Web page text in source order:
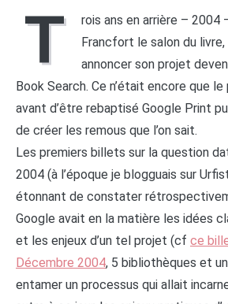
T
rois ans en arrière – 2004
Francfort le salon du
annoncer son projet
Book Search. Ce n’était encore que le
avant d’être rebaptisé Google Print
de créer les remous que l’on sait.
Les premiers billets sur la question
2004 (à l’époque je blogguais sur
étonnant de constater
Google avait en la matière les idées
et les enjeux d’un tel projet (cf ce
Décembre 2004, 5 bibliothèques et
entamer un processus qui allait